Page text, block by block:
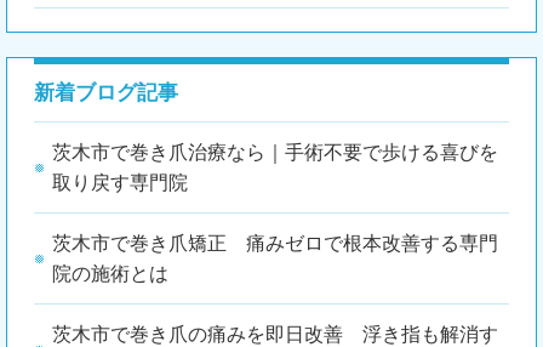
新着ブログ記事
茨木市で巻き爪治療なら｜手術不要で歩ける喜びを
取り戻す専門院
茨木市で巻き爪矯正 痛みゼロで根本改善する専門
院の施術とは
茨木市で巻き爪の痛みを即日改善 浮き指も解消す